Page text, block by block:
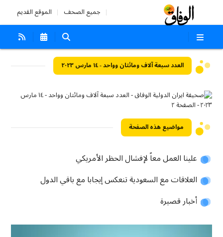
جميع الصحف الموقع القديم
العدد سبعة آلاف ومائتان وواحد - ١٤ مارس ٢٠٢٣
مواضيع هذه الصفحة
علينا العمل معاً لإفشال الحظر الأمريكي
العلاقات مع السعودية تنعكس إيجابا مع باقي الدول
أخبار قصيرة